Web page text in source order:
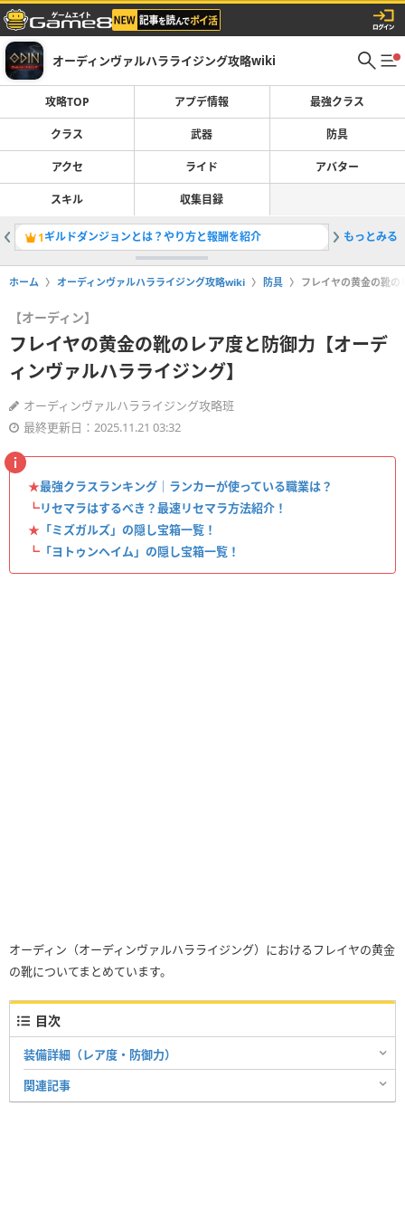
オーディンヴァルハラライジング攻略wiki
攻略TOP アプデ情報 最強クラス
クラス 武器 防具
アクセ ライド アバター
スキル 収集目録
1ギルドダンジョンとは？やり方と報酬を紹介 2エイト
もっとみる
ホーム オーディンヴァルハラライジング攻略wiki 防具 フレイヤの黄金の靴
【オーディン】
フレイヤの黄金の靴のレア度と防御力【オーデ
ィンヴァルハラライジング】
オーディンヴァルハラライジング攻略班
最終更新日：2025.11.21 03:32
★最強クラスランキング｜ランカーが使っている職業は？
┗リセマラはするべき？最速リセマラ方法紹介！
★ 「ミズガルズ」の隠し宝箱一覧！
┗ 「ヨトゥンヘイム」の隠し宝箱一覧！
オーディン（オーディンヴァルハラライジング）におけるフレイヤの黄金
の靴についてまとめています。
目次
装備詳細（レア度・防御力）
関連記事